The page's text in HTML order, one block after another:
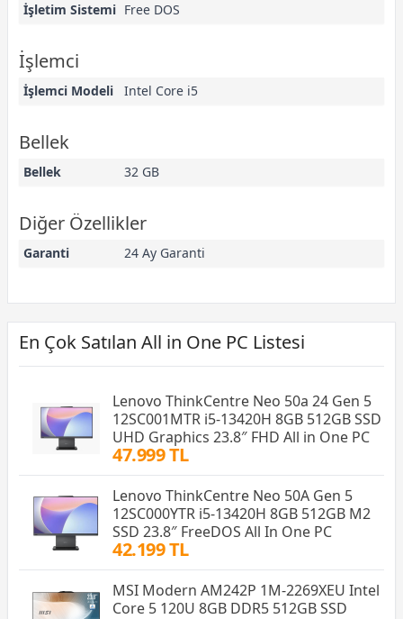
İşletim Sistemi Free DOS
İşlemci
İşlemci Modeli Intel Core i5
Bellek
Bellek 32 GB
Diğer Özellikler
Garanti 24 Ay Garanti
En Çok Satılan All in One PC Listesi
Lenovo ThinkCentre Neo 50a 24 Gen 5
12SC001MTR i5-13420H 8GB 512GB SSD
UHD Graphics 23.8″ FHD All in One PC
47.999 TL
Lenovo ThinkCentre Neo 50A Gen 5
12SC000YTR i5-13420H 8GB 512GB M2
SSD 23.8″ FreeDOS All In One PC
42.199 TL
MSI Modern AM242P 1M-2269XEU Intel
Core 5 120U 8GB DDR5 512GB SSD